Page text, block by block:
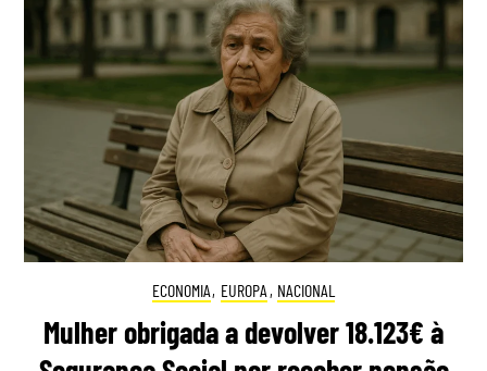
ECONOMIA, EUROPA , NACIONAL
Mulher obrigada a devolver 18.123€ à